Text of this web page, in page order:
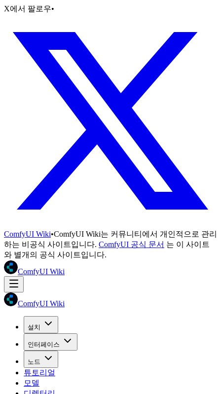
X에서 팔로우•
ComfyUI Wiki•ComfyUI Wiki는 커뮤니티에서 개인적으로 관리
하는 비공식 사이트입니다. ComfyUI 공식 문서 는 이 사이트
와 별개의 공식 사이트입니다.
ComfyUI Wiki
ComfyUI Wiki
설치
인터페이스
노드
튜토리얼
모델